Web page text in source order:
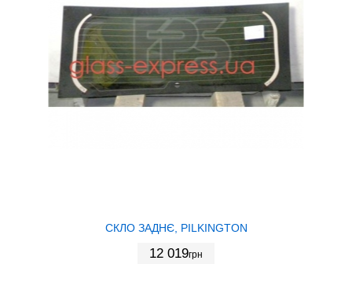
СКЛО ЗАДНЄ, PILKINGTON
12 019грн